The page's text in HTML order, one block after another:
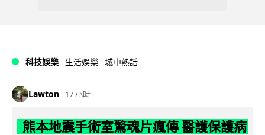
科技娛樂 生活娛樂 城中熱話
Lawton 17 小時
熊本地震手術室驚魂片瘋傳 醫護保護病